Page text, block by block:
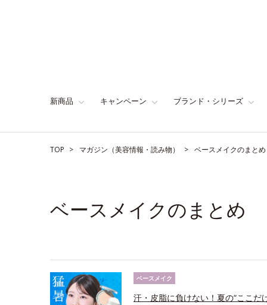
新商品 キャンペーン ブランド・シリーズ
TOP マガジン（美容情報・読み物） ベースメイクのまとめ
ベースメイクのまとめ
ベースメイク
汗・皮脂に負けない！夏の“ここだ